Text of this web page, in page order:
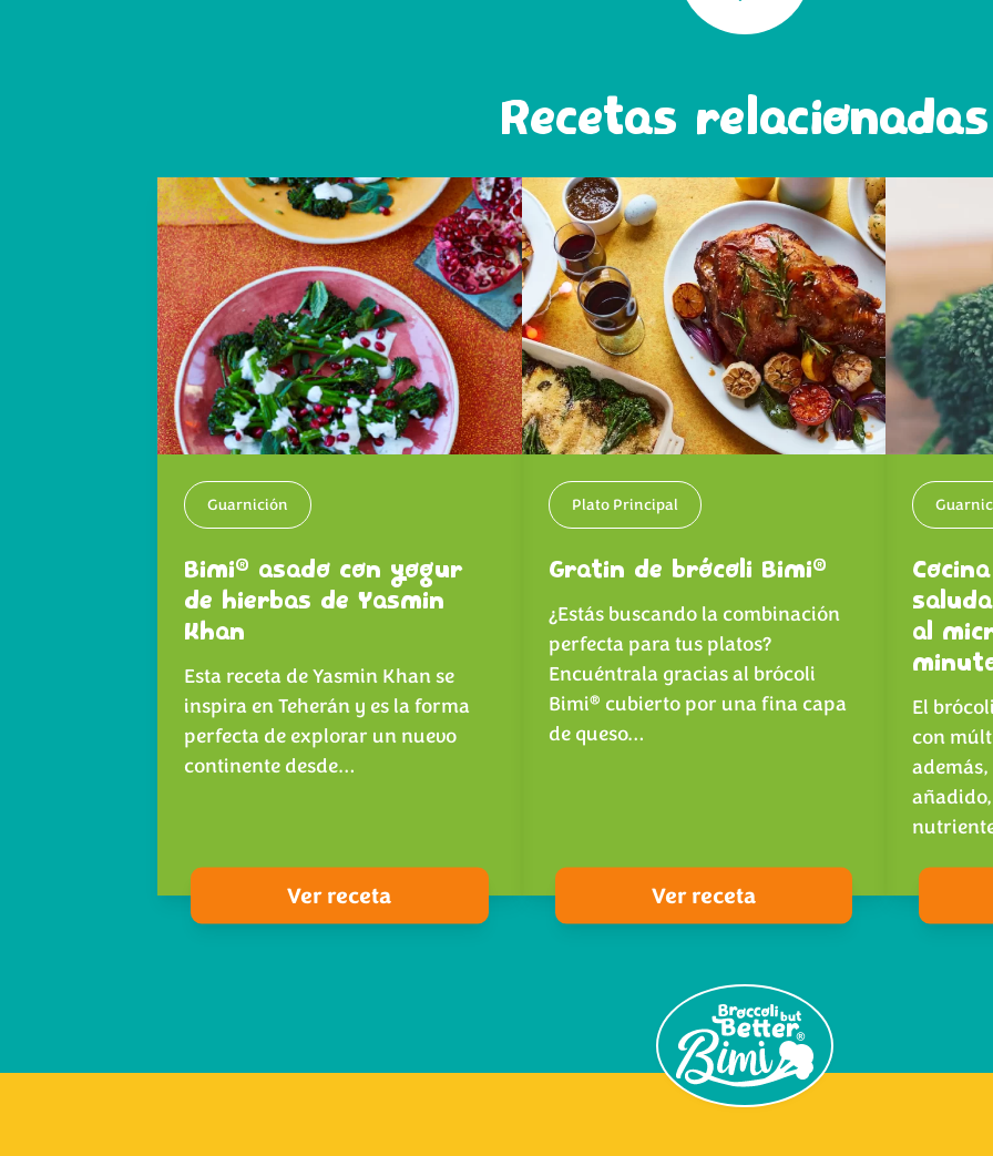
Recetas relacionadas
Guarnición
Bimi® asado con yogur
de hierbas de Yasmin
Khan
Esta receta de Yasmin Khan se
inspira en Teherán y es la forma
perfecta de explorar un nuevo
continente desde…
Ver receta
Plato Principal
Gratin de brócoli Bimi®
¿Estás buscando la combinación
perfecta para tus platos?
Encuéntrala gracias al brócoli
Bimi® cubierto por una fina capa
de queso…
Ver receta
al
El
con